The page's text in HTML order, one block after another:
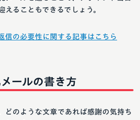
えることもできるでしょう。
信の必要性に関する記事はこちら
ールの書き方
どのような文章であれば感謝の気持ち